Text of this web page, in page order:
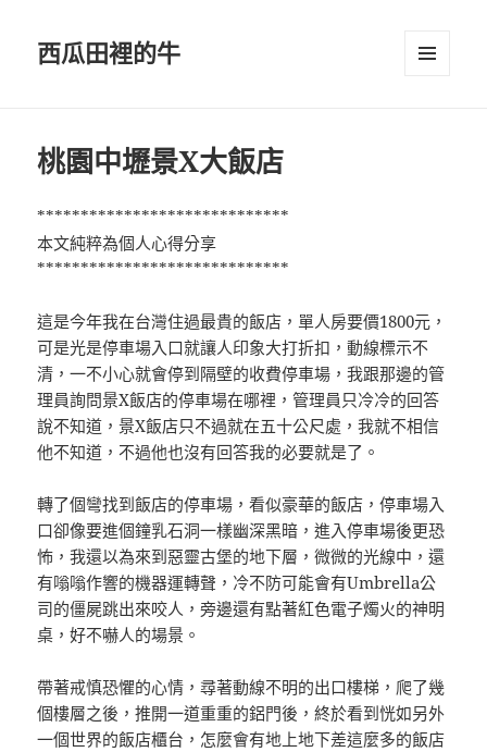
西瓜田裡的牛
桃園中壢景X大飯店
*****************************
本文純粹為個人心得分享
*****************************
這是今年我在台灣住過最貴的飯店，單人房要價1800元，
可是光是停車場入口就讓人印象大打折扣，動線標示不
清，一不小心就會停到隔壁的收費停車場，我跟那邊的管
理員詢問景X飯店的停車場在哪裡，管理員只冷冷的回答
說不知道，景X飯店只不過就在五十公尺處，我就不相信
他不知道，不過他也沒有回答我的必要就是了。
轉了個彎找到飯店的停車場，看似豪華的飯店，停車場入
口卻像要進個鐘乳石洞一樣幽深黑暗，進入停車場後更恐
怖，我還以為來到惡靈古堡的地下層，微微的光線中，還
有嗡嗡作響的機器運轉聲，冷不防可能會有Umbrella公
司的僵屍跳出來咬人，旁邊還有點著紅色電子燭火的神明
桌，好不嚇人的場景。
帶著戒慎恐懼的心情，尋著動線不明的出口樓梯，爬了幾
個樓層之後，推開一道重重的鋁門後，終於看到恍如另外
一個世界的飯店櫃台，怎麼會有地上地下差這麼多的飯店